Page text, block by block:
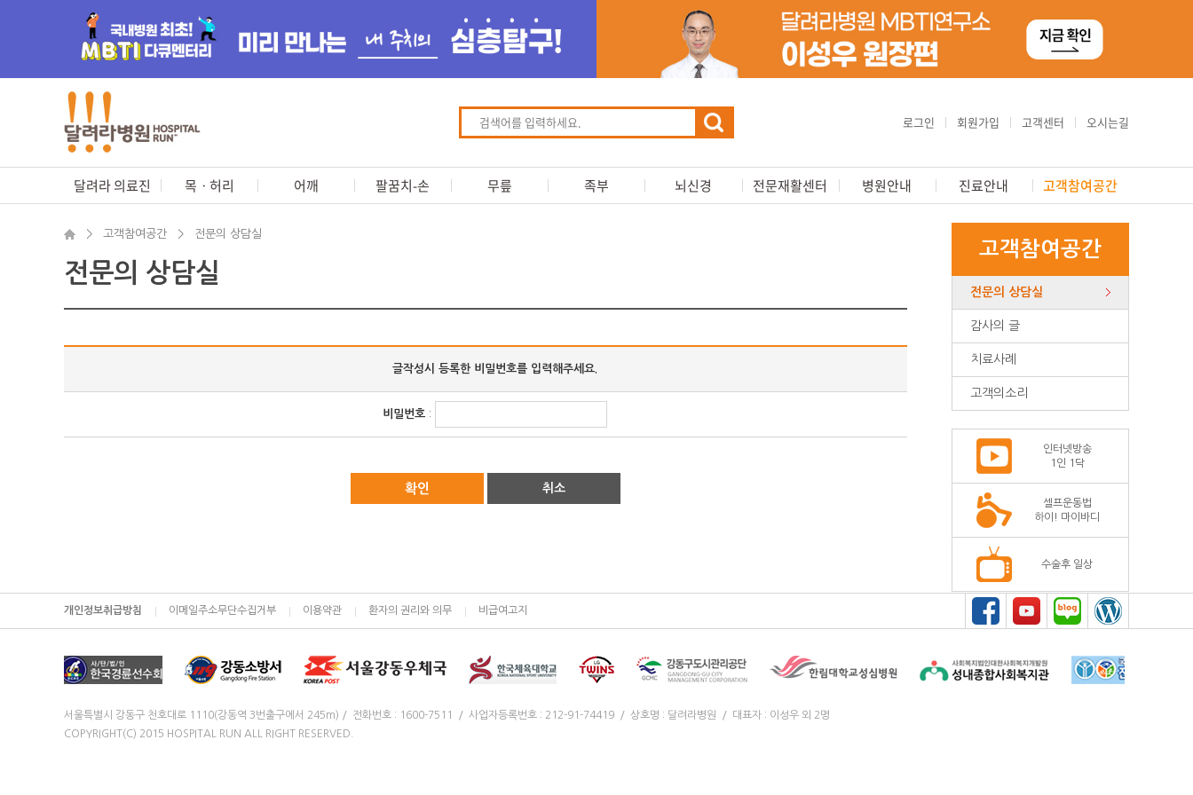
로그인 회원가입 고객센터 오시는길
달려라 의료진 목ㆍ허리 어깨 팔꿈치-손 무릎 족부 뇌신경 전문재활센터 병원안내 진료안내 고객참여공간
> 고객참여공간 > 전문의 상담실
전문의 상담실
글작성시 등록한 비밀번호를 입력해주세요.
비밀번호 :
확인 취소
고객참여공간
전문의 상담실
감사의 글
치료사례
고객의소리
인터넷방송
1인 1닥
셀프운동법
하이! 마이바디
수술후 일상
개인정보취급방침 이메일주소무단수집거부 이용약관 환자의 권리와 의무 비급여고지
서울특별시 강동구 천호대로 1110(강동역 3번출구에서 245m) / 전화번호 : 1600-7511 / 사업자등록번호 : 212-91-74419 / 상호명 : 달려라병원 / 대표자 : 이성우 외 2명
COPYRIGHT(C) 2015 HOSPITAL RUN ALL RIGHT RESERVED.